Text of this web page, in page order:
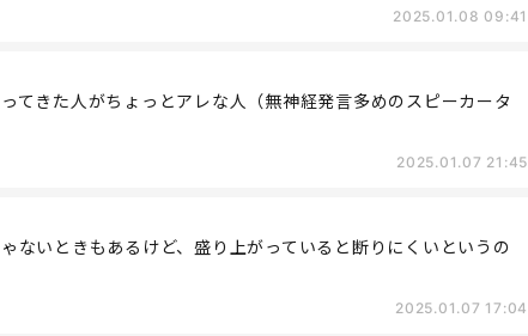
2025.01.08 09:41
てきた人がちょっとアレな人（無神経発言多めのスピーカータ
2025.01.07 21:45
ないときもあるけど、盛り上がっていると断りにくいというの
2025.01.07 17:04